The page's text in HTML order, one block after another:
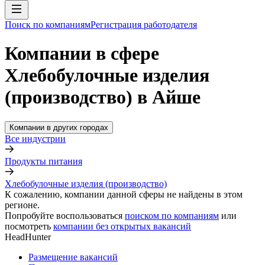
Поиск по компаниямРегистрация работодателя
Компании в сфере
Хлебобулочные изделия
(производство) в Айше
Компании в других городах
Все индустрии
Продукты питания
Хлебобулочные изделия (производство)
К сожалению, компании данной сферы не найдены в этом
регионе.
Попробуйте воспользоваться поиском по компаниям или
посмотреть компании без открытых вакансий
HeadHunter
Размещение вакансий